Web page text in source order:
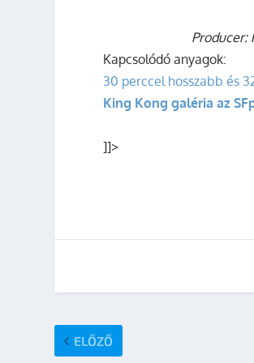
Producer:
Kapcsolódó anyagok:
30 perccel hosszabb és
King Kong galéria az
]]>
ELŐZŐ